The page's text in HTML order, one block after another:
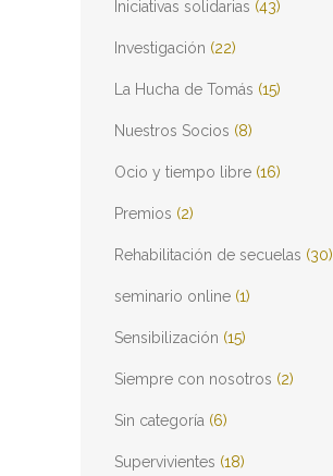
Iniciativas solidarias (43)
Investigación (22)
La Hucha de Tomás (15)
Nuestros Socios (8)
Ocio y tiempo libre (16)
Premios (2)
Rehabilitación de secuelas (30)
seminario online (1)
Sensibilización (15)
Siempre con nosotros (2)
Sin categoría (6)
Supervivientes (18)